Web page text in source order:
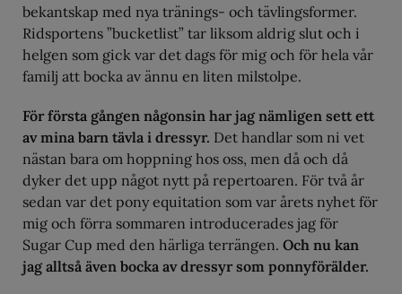
bekantskap med nya tränings- och tävlingsformer.
Ridsportens ”bucketlist” tar liksom aldrig slut och i
helgen som gick var det dags för mig och för hela vår
familj att bocka av ännu en liten milstolpe.
För första gången någonsin har jag nämligen sett ett
av mina barn tävla i dressyr. Det handlar som ni vet
nästan bara om hoppning hos oss, men då och då
dyker det upp något nytt på repertoaren. För två år
sedan var det pony equitation som var årets nyhet för
mig och förra sommaren introducerades jag för
Sugar Cup med den härliga terrängen. Och nu kan
jag alltså även bocka av dressyr som ponnyförälder.